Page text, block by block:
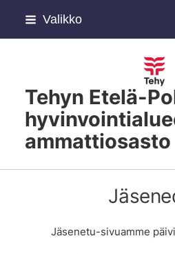
Siirry
Valikko
Tehyn Etelä-
Jäsenetu-sivuamme